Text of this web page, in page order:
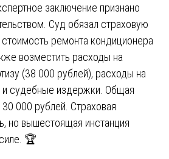
заключение признано
Суд обязал страховую
ремонта кондиционера
возместить расходы на
(38 000 рублей), расходы на
и судебные издержки. Общая
000 рублей. Страховая
но вышестоящая инстанция
🏆